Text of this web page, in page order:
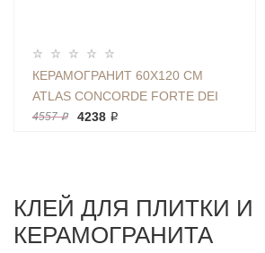
КЕРАМОГРАНИТ 60X120 СМ
ATLAS CONCORDE FORTE DEI
MARMI ELEGANT G RETT CER
4557 ₽ 4238 ₽
КЛЕЙ ДЛЯ ПЛИТКИ И
КЕРАМОГРАНИТА